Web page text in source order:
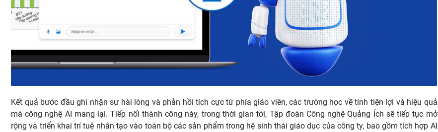
Kết quả bước đầu ghi nhận sự hài lòng và phản hồi tích cực từ phía giáo viên, các trường học về tính tiện lợi và hiệu quả
mà công nghệ AI mang lại. Tiếp nối thành công này, trong thời gian tới, Tập đoàn Công nghệ Quảng Ích sẽ tiếp tục mở
rộng và triển khai trí tuệ nhân tạo vào toàn bộ các sản phẩm trong hệ sinh thái giáo dục của công ty, bao gồm tích hợp AI